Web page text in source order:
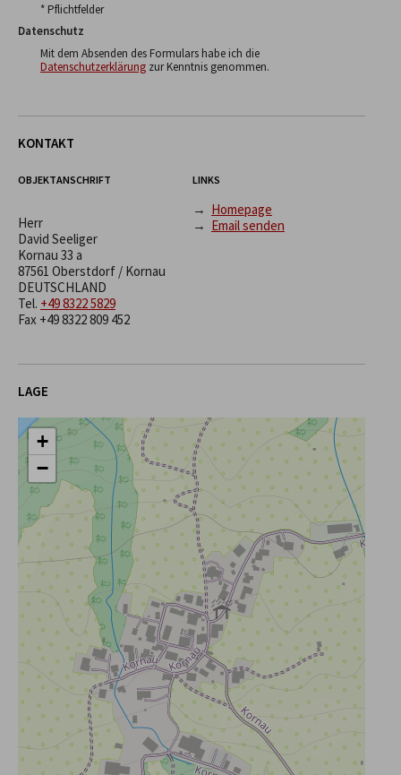
* Pflichtfelder
Datenschutz
Mit dem Absenden des Formulars habe ich die
Datenschutzerklärung zur Kenntnis genommen.
KONTAKT
OBJEKTANSCHRIFT
Herr
David Seeliger
Kornau 33 a
87561 Oberstdorf / Kornau
DEUTSCHLAND
Tel. +49 8322 5829
Fax +49 8322 809 452
LINKS
→ Homepage
→ Email senden
LAGE
+
−